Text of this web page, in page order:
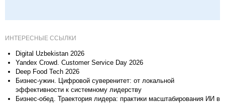
ИНТЕРЕСНЫЕ ССЫЛКИ
Digital Uzbekistan 2026
Yandex Crowd. Customer Service Day 2026
Deep Food Tech 2026
Бизнес-ужин. Цифровой суверенитет: от локальной
эффективности к системному лидерству
Бизнес-обед. Траектория лидера: практики масштабирования ИИ в